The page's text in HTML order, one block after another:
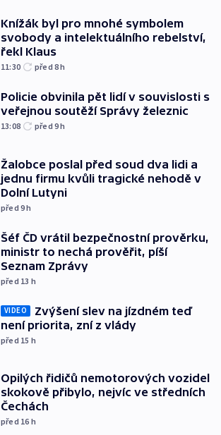
Knížák byl pro mnohé symbolem
svobody a intelektuálního rebelství,
řekl Klaus
11:30 před 8h
Policie obvinila pět lidí v souvislosti s
veřejnou soutěží Správy železnic
13:08 před 9h
Žalobce poslal před soud dva lidi a
jednu firmu kvůli tragické nehodě v
Dolní Lutyni
před 9h
Šéf ČD vrátil bezpečnostní prověrku,
ministr to nechá prověřit, píší
Seznam Zprávy
před 13 h
VIDEO
Zvýšení slev na jízdném teď
není priorita, zní z vlády
před 15 h
Opilých řidičů nemotorových vozidel
skokově přibylo, nejvíc ve středních
Čechách
před 16 h